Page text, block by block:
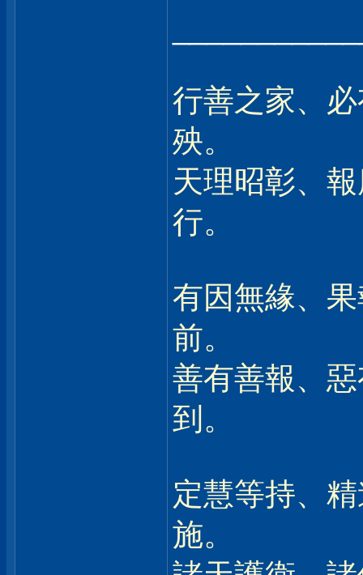
行善之家、
殃。
天理昭彰、
行。
有因無緣、
前。
善有善報、
到。
定慧等持、
施。